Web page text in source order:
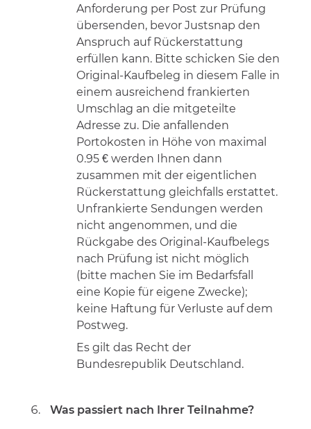
Anforderung per Post zur Prüfung
übersenden, bevor Justsnap den
Anspruch auf Rückerstattung
erfüllen kann. Bitte schicken Sie den
Original-Kaufbeleg in diesem Falle in
einem ausreichend frankierten
Umschlag an die mitgeteilte
Adresse zu. Die anfallenden
Portokosten in Höhe von maximal
0.95 € werden Ihnen dann
zusammen mit der eigentlichen
Rückerstattung gleichfalls erstattet.
Unfrankierte Sendungen werden
nicht angenommen, und die
Rückgabe des Original-Kaufbelegs
nach Prüfung ist nicht möglich
(bitte machen Sie im Bedarfsfall
eine Kopie für eigene Zwecke);
keine Haftung für Verluste auf dem
Postweg.
Es gilt das Recht der
Bundesrepublik Deutschland.
Was passiert nach Ihrer Teilnahme?